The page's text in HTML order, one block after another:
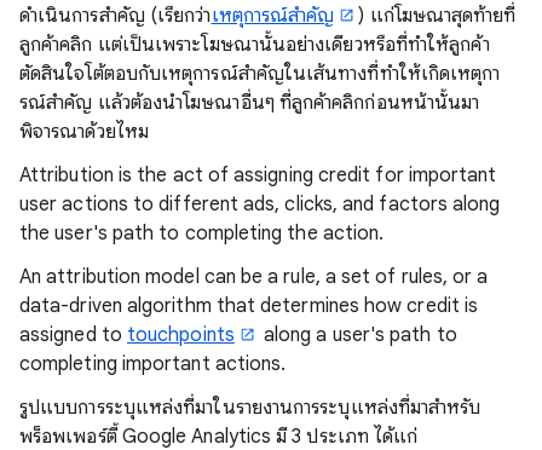
ดำเนินการสําคัญ (เรียกว่าเหตุการณ์สำคัญ
) แก่โฆษณาสุดท้ายที่
ลูกค้าคลิก แต่เป็นเพราะโฆษณานั้นอย่างเดียวหรือที่ทําให้ลูกค้า
ตัดสินใจโต้ตอบกับเหตุการณ์สำคัญในเส้นทางที่ทำให้เกิดเหตุกา
รณ์สําคัญ แล้วต้องนำโฆษณาอื่นๆ ที่ลูกค้าคลิกก่อนหน้านั้นมา
พิจารณาด้วยไหม
Attribution is the act of assigning credit for important
user actions to different ads, clicks, and factors along
the user's path to completing the action.
An attribution model can be a rule, a set of rules, or a
data-driven algorithm that determines how credit is
assigned to touchpoints
along a user's path to
completing important actions.
รูปแบบการระบุแหล่งที่มาในรายงานการระบุแหล่งที่มาสำหรับ
พร็อพเพอร์ตี้ Google Analytics มี 3 ประเภท ได้แก่